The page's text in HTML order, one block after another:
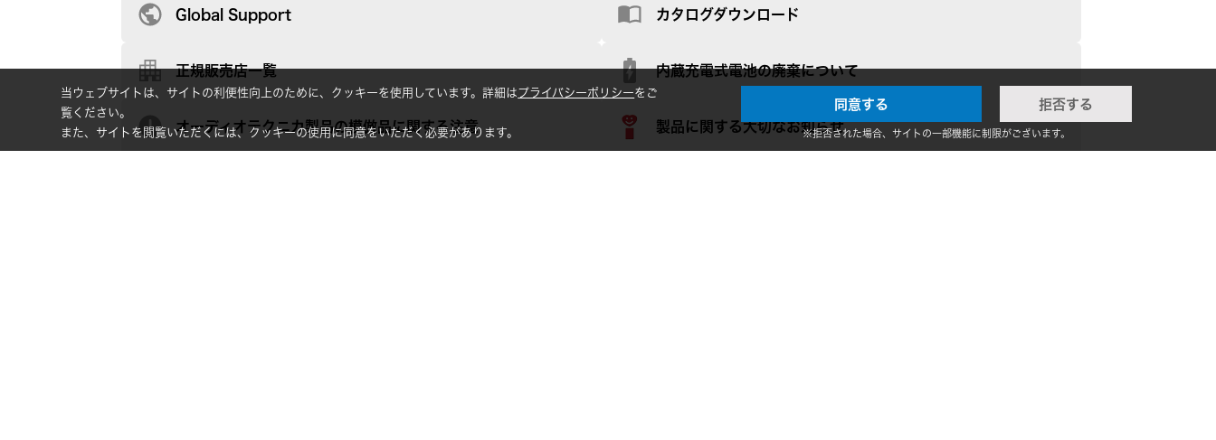
Global Support カタログダウンロード
正規販売店一覧 内蔵充電式電池の廃棄について
オーディオテクニカ製品の模倣品に関する注意 製品に関する大切なお知らせ
当ウェブサイトは、サイトの利便性向上のために、クッキーを使用しています。詳細はプライバシーポリシーをご
覧ください。
また、サイトを閲覧いただくには、クッキーの使用に同意をいただく必要があります。
同意する 拒否する
※拒否された場合、サイトの一部機能に制限がございます。